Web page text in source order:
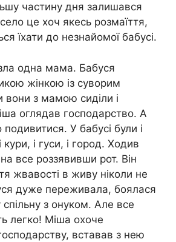
частину дня залишався
це хоч якесь розмаїття,
їхати до незнайомої бабусі.
одна мама. Бабуся
жінкою із суворим
вони з мамою сиділи і
оглядав господарство. А
У бабусі були і
кури, і гуси, і город. Ходив
все роззявивши рот. Він
жвавості в живу ніколи не
дуже переживала, боялася
з онуком. Але все
легко! Міша охоче
вставав з нею